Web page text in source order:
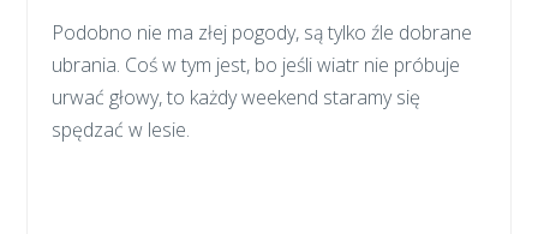
Podobno nie ma złej pogody, są tylko źle dobrane
ubrania. Coś w tym jest, bo jeśli wiatr nie próbuje
urwać głowy, to każdy weekend staramy się
spędzać w lesie.